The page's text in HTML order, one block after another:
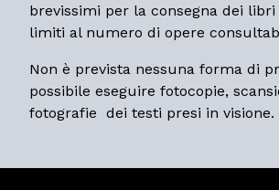
brevissimi per la consegna dei libri
limiti al numero di opere
Non è prevista nessuna forma di
possibile eseguire fotocopie,
fotografie dei testi presi in visione.